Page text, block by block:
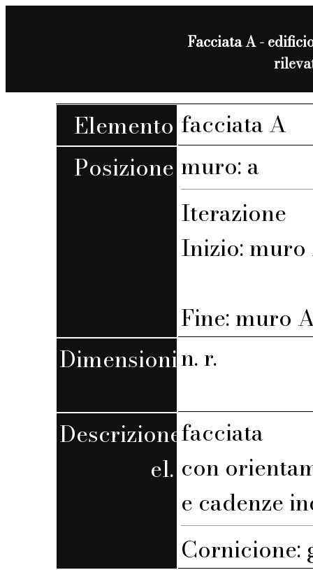
Facciata A -
Elemento facciata A
Posizione muro: a
Iterazione
Inizio: muro
Fine: muro
Dimensionin. r.
Descrizione
el.
facciata
con
e cadenze
Cornicione: